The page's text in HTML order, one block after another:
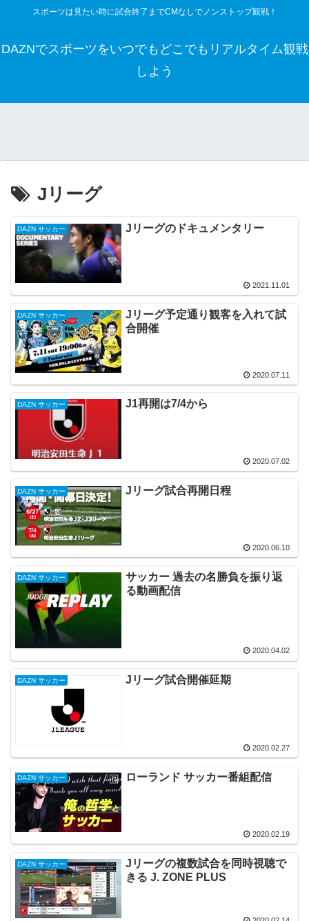
スポーツは見たい時に試合終了までCMなしでノンストップ観戦！
DAZNでスポーツをいつでもどこでもリアルタイム観戦
しよう
Jリーグ
DAZN サッカー Jリーグのドキュメンタリー
2021.11.01
DAZN サッカー
Jリーグ予定通り観客を入れて試
合開催
2020.07.11
DAZN サッカー J1再開は7/4から
2020.07.02
DAZN サッカー Jリーグ試合再開日程
2020.06.10
DAZN サッカー
サッカー 過去の名勝負を振り返
る動画配信
2020.04.02
DAZN サッカー Jリーグ試合開催延期
2020.02.27
DAZN サッカー ローランド サッカー番組配信
2020.02.19
DAZN サッカー
Jリーグの複数試合を同時視聴で
きる J. ZONE PLUS